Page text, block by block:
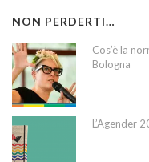
NON PERDERTI…
Cos’è la
Bologna
L’Agender